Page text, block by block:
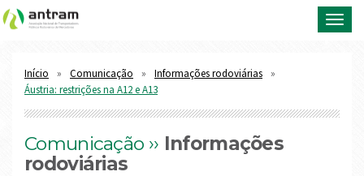
Início Comunicação
Informações rodoviárias
Áustria: restrições na A12 e A13
Comunicação ›› Informações
rodoviárias